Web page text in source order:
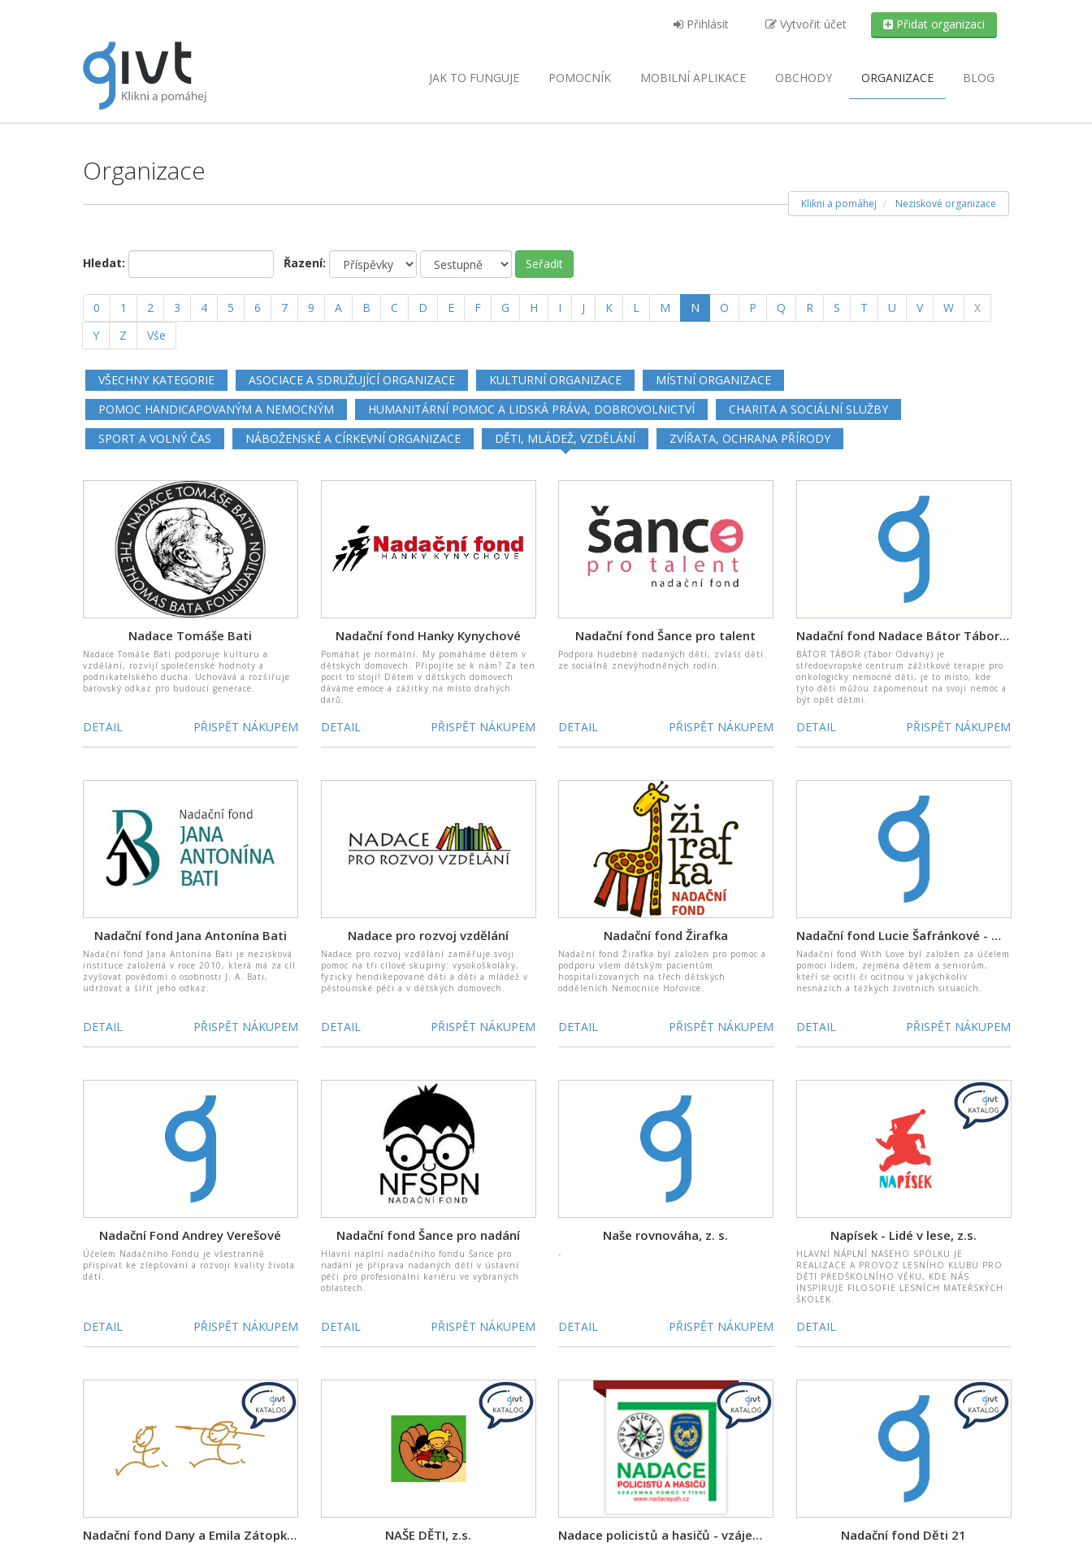
Přihlásit Vytvořit účet Přidat organizaci
JAK TO FUNGUJE POMOCNÍK MOBILNÍ APLIKACE OBCHODY ORGANIZACE BLOG
Organizace
Klikni a pomáhej Neziskové organizace
Hledat: Řazení: Seřadit
0 1 2 3 4 5 6 7 9 A B C D E F G H I J K L M N (current)
O P Q R S T U V W
X
Y
Z Vše
VŠECHNY KATEGORIE ASOCIACE A SDRUŽUJÍCÍ ORGANIZACE KULTURNÍ ORGANIZACE
MÍSTNÍ ORGANIZACE
POMOC HANDICAPOVANÝM A NEMOCNÝM
HUMANITÁRNÍ POMOC A LIDSKÁ PRÁVA, DOBROVOLNICTVÍ
CHARITA A SOCIÁLNÍ SLUŽBY
SPORT A VOLNÝ ČAS
NÁBOŽENSKÉ A CÍRKEVNÍ ORGANIZACE DĚTI, MLÁDEŽ, VZDĚLÁNÍ ZVÍŘATA, OCHRANA PŘÍRODY
Nadace Tomáše Bati
Nadace Tomáše Bati podporuje kulturu a
vzdělání, rozvíjí společenské hodnoty a
podnikatelského ducha. Uchovává a rozšiřuje
baťovský odkaz pro budoucí generace.
DETAIL PŘISPĚT NÁKUPEM
Nadační fond Hanky Kynychové
Pomáhat je normální. My pomáháme dětem v
dětských domovech. Připojíte se k nám? Za ten
pocit to stojí! Dětem v dětských domovech
dáváme emoce a zážitky na místo drahých
darů.
DETAIL PŘISPĚT NÁKUPEM
Nadační fond Šance pro talent
Podpora hudebně nadaných dětí, zvlášť dětí
ze sociálně znevýhodněných rodin.
DETAIL PŘISPĚT NÁKUPEM
Nadační fond Nadace Bátor Tábor Česká republika
BÁTOR TÁBOR (Tábor Odvahy) je
středoevropské centrum zážitkové terapie pro
onkologicky nemocné děti, je to místo, kde
tyto děti můžou zapomenout na svoji nemoc a
být opět dětmi.
DETAIL PŘISPĚT NÁKUPEM
Nadační fond Jana Antonína Bati
Nadační fond Jana Antonína Bati je nezisková
instituce založená v roce 2010, která má za cíl
zvyšovat povědomí o osobnosti J. A. Bati,
udržovat a šířit jeho odkaz.
DETAIL PŘISPĚT NÁKUPEM
Nadace pro rozvoj vzdělání
Nadace pro rozvoj vzdělání zaměřuje svoji
pomoc na tři cílové skupiny: vysokoškoláky,
fyzicky hendikepované děti a děti a mládež v
pěstounské péči a v dětských domovech.
DETAIL PŘISPĚT NÁKUPEM
Nadační fond Žirafka
Nadační fond Žirafka byl založen pro pomoc a
podporu všem dětským pacientům
hospitalizovaných na třech dětských
odděleních Nemocnice Hořovice.
DETAIL PŘISPĚT NÁKUPEM
Nadační fond Lucie Šafránkové - With love
Nadační fond With Love byl založen za účelem
pomoci lidem, zejména dětem a seniorům,
kteří se ocitli či ocitnou v jakýchkoliv
nesnázích a těžkých životních situacích.
DETAIL PŘISPĚT NÁKUPEM
Nadační Fond Andrey Verešové
Účelem Nadačního Fondu je všestranně
přispívat ke zlepšování a rozvoji kvality života
dětí.
DETAIL PŘISPĚT NÁKUPEM
Nadační fond Šance pro nadání
Hlavní náplní nadačního fondu Šance pro
nadání je příprava nadaných dětí v ústavní
péči pro profesionální kariéru ve vybraných
oblastech.
DETAIL PŘISPĚT NÁKUPEM
Naše rovnováha, z. s.
-
DETAIL PŘISPĚT NÁKUPEM
Napísek - Lidé v lese, z.s.
HLAVNÍ NÁPLNÍ NAŠEHO SPOLKU JE
REALIZACE A PROVOZ LESNÍHO KLUBU PRO
DĚTI PŘEDŠKOLNÍHO VĚKU, KDE NÁS
INSPIRUJE FILOSOFIE LESNÍCH MATEŘSKÝCH
ŠKOLEK.
DETAIL
Nadační fond Dany a Emila Zátopkových NAŠE DĚTI, z.s. Nadace policistů a hasičů - vzájemná pomoc v tísni Nadační fond Děti 21